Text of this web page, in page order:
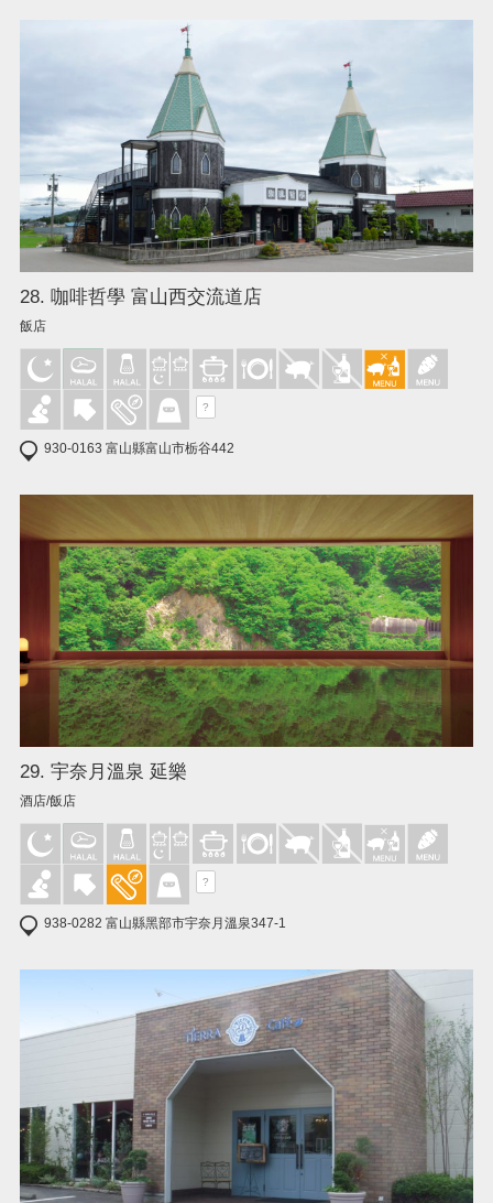
28. 咖啡哲學 富山西交流道店
飯店
?
930-0163 富山縣富山市栃谷442
29. 宇奈月溫泉 延樂
酒店/飯店
?
938-0282 富山縣黑部市宇奈月溫泉347-1